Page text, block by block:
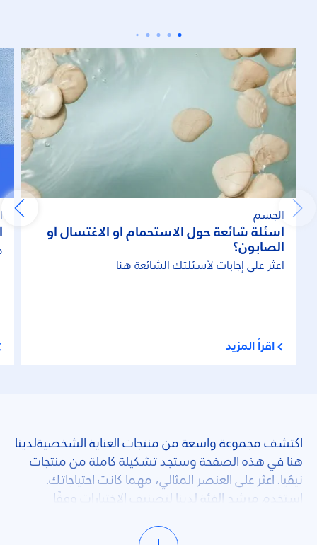
الجسم
أسئلة شائعة حول الاستحمام أو الاغتسال أو
الصابون؟
اعثر على إجابات لأسئلتك الشائعة هنا
اقرأ المزيد
اكتشف مجموعة واسعة من منتجات العناية الشخصيةلدينا
هنا في هذه الصفحة وستجد تشكيلة كاملة من منتجات
نيڤيا. اعثر على العنصر المثالي، مهما كانت احتياجاتك.
استخدم مرشح الفئة لدينا لتصنيف الاختيارات وفقًا
من قسم المشورة لدينا وتعرَّف بنفسك على مقالاتنا